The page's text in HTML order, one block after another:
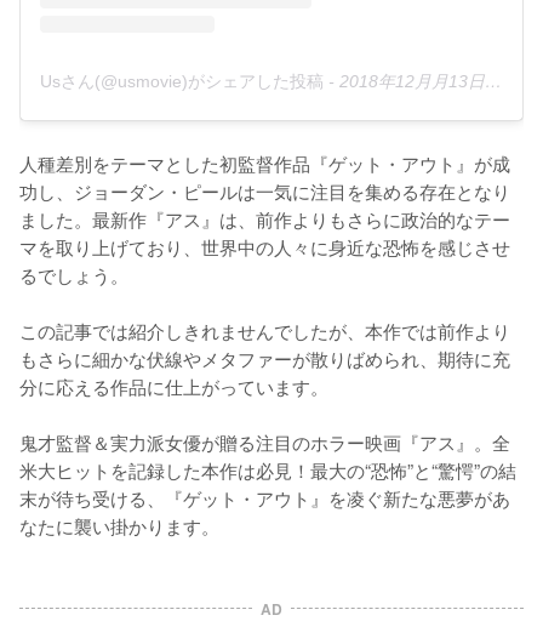
Usさん(@usmovie)がシェアした投稿 - 2018年12月月13日午前10時18分PST
人種差別をテーマとした初監督作品『ゲット・アウト』が成
功し、ジョーダン・ピールは一気に注目を集める存在となり
ました。最新作『アス』は、前作よりもさらに政治的なテー
マを取り上げており、世界中の人々に身近な恐怖を感じさせ
るでしょう。
この記事では紹介しきれませんでしたが、本作では前作より
もさらに細かな伏線やメタファーが散りばめられ、期待に充
分に応える作品に仕上がっています。
鬼才監督＆実力派女優が贈る注目のホラー映画『アス』。全
米大ヒットを記録した本作は必見！最大の“恐怖”と“驚愕”の結
末が待ち受ける、『ゲット・アウト』を凌ぐ新たな悪夢があ
なたに襲い掛かります。
AD